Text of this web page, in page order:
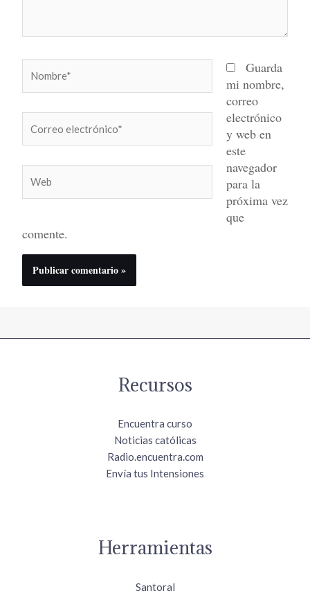
electrónico*
Guarda
mi nombre,
correo
electrónico
y web en
este
navegador
para la
próxima vez
que
comente.
Recursos
Encuentra curso
Noticias católicas
Radio.encuentra.com
Envía tus Intensiones
Herramientas
Santoral